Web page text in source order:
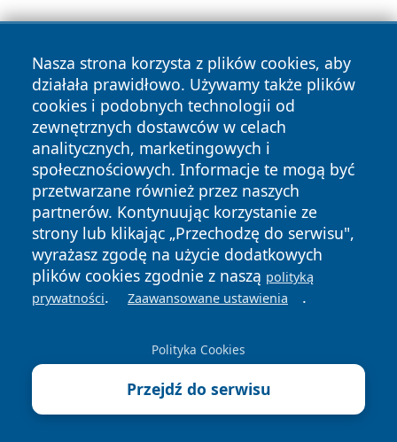
Nasza strona korzysta z plików cookies, aby
działała prawidłowo. Używamy także plików
cookies i podobnych technologii od
zewnętrznych dostawców w celach
analitycznych, marketingowych i
społecznościowych. Informacje te mogą być
przetwarzane również przez naszych
partnerów. Kontynuując korzystanie ze
strony lub klikając „Przechodzę do serwisu",
wyrażasz zgodę na użycie dodatkowych
plików cookies zgodnie z naszą polityką
prywatności. Zaawansowane ustawienia .
Polityka Cookies
Przejdź do serwisu
Copyright © 2026 czestochowanews.pl Wszystkie prawa
zastrzeżone.
News Autorzy
Polityka
Prywatności
Polityka
Cookies
cześć